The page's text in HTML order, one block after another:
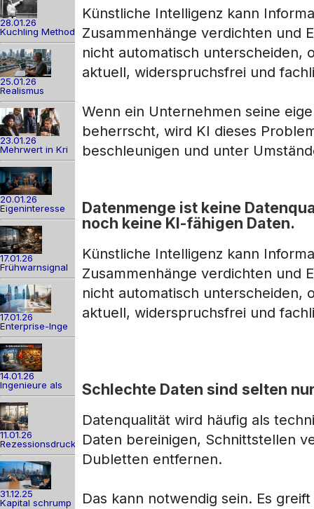
28.01.26
Kuchling Method
25.01.26
Realismus
23.01.26
Mehrwert in Kri
20.01.26
Eigeninteresse
17.01.26
Frühwarnsignal
17.01.26
Enterprise-Inge
14.01.26
Ingenieure als
11.01.26
Rezessionsdruck
31.12.25
Kapital schrump
Künstliche Intelligenz kann
Zusammenhänge verdichten und
nicht automatisch unterscheiden,
aktuell, widerspruchsfrei und
Wenn ein Unternehmen seine
beherrscht, wird KI dieses
beschleunigen und unter
Datenmenge ist keine
noch keine KI-fähigen Daten.
Künstliche Intelligenz kann
Zusammenhänge verdichten und
nicht automatisch unterscheiden,
aktuell, widerspruchsfrei und
Schlechte Daten sind selten
Datenqualität wird häufig als
Daten bereinigen, Schnittstellen
Dubletten entfernen.
Das kann notwendig sein. Es